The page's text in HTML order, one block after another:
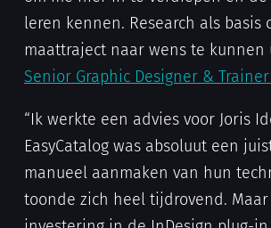
leren kennen. Research als basis
maattraject naar wens te kunnen
Senior Graphic Designer & Trainer
“Ik werkte een advies voor Joris
EasyCatalog was absoluut een
manueel aanmaken van hun
toonde zich heel tijdrovend.